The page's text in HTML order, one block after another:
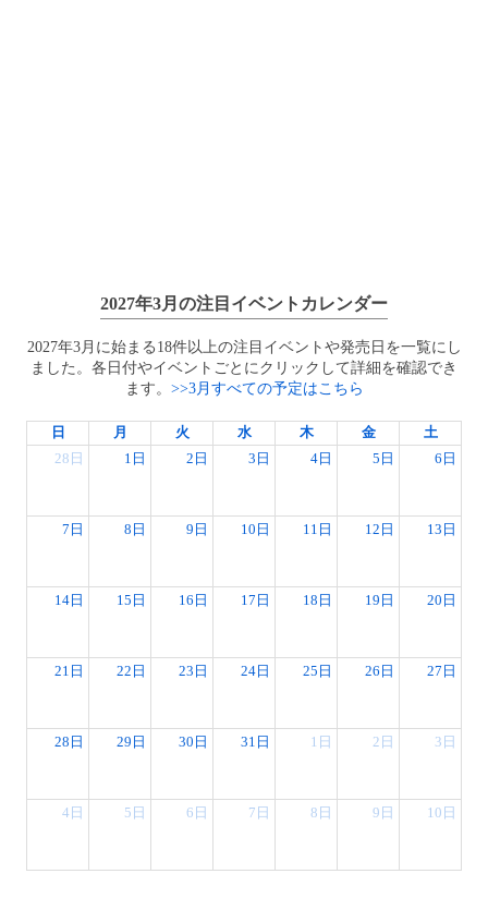
2027年3月の注目イベントカレンダー
2027年3月に始まる18件以上の注目イベントや発売日を一覧にし
ました。各日付やイベントごとにクリックして詳細を確認でき
ます。 >>3月すべての予定はこちら
日 月 火 水 木 金
土
28日
1日 2日 3日 4日 5日 6日
7日 8日 9日 10日 11日 12日 13日
14日 15日 16日 17日 18日 19日 20日
21日 22日 23日 24日 25日 26日 27日
28日 29日 30日 31日 1日 2日 3日
4日 5日 6日 7日 8日 9日 10日